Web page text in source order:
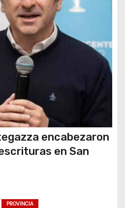
encabezaron
en San
PROVINCIA